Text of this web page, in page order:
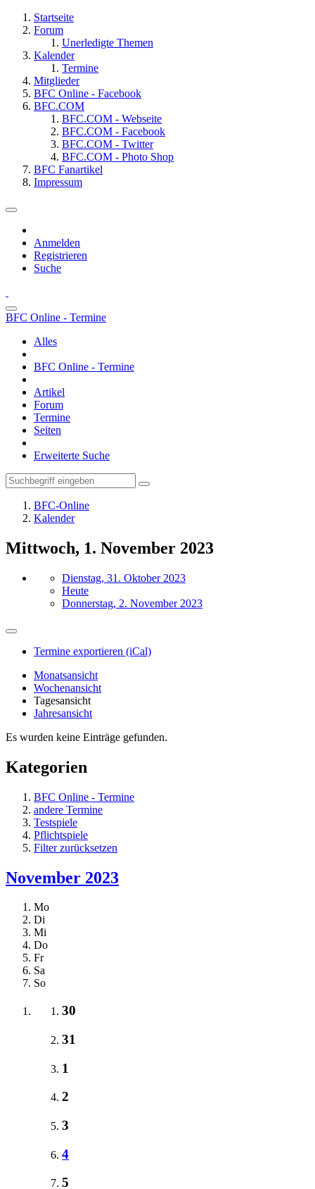
Startseite
Forum
Unerledigte Themen
Kalender
Termine
Mitglieder
BFC Online - Facebook
BFC.COM
BFC.COM - Webseite
BFC.COM - Facebook
BFC.COM - Twitter
BFC.COM - Photo Shop
BFC Fanartikel
Impressum
Anmelden
Registrieren
Suche
BFC Online - Termine
Alles
BFC Online - Termine
Artikel
Forum
Termine
Seiten
Erweiterte Suche
BFC-Online
Kalender
Mittwoch, 1. November 2023
Dienstag, 31. Oktober 2023
Heute
Donnerstag, 2. November 2023
Termine exportieren (iCal)
Monatsansicht
Wochenansicht
Tagesansicht
Jahresansicht
Es wurden keine Einträge gefunden.
Kategorien
BFC Online - Termine
andere Termine
Testspiele
Pflichtspiele
Filter zurücksetzen
November 2023
Mo
Di
Mi
Do
Fr
Sa
So
30
31
1
2
3
4
5